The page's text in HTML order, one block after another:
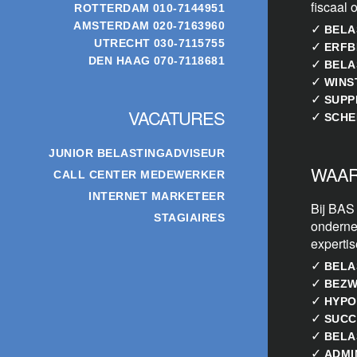
ROTTERDAM 010-7144951
AMSTERDAM 020-7163960
UTRECHT 030-7115755
DEN HAAG 070-7118681
VACATURES
JUNIOR BELASTINGADVISEUR
CALL CENTER MEDEWERKER
INTERNET MARKETEER
STAGIAIRES
fiscaal
✓
✓
✓
✓
✓
✓
Bij
✓
✓
✓
✓
✓
✓